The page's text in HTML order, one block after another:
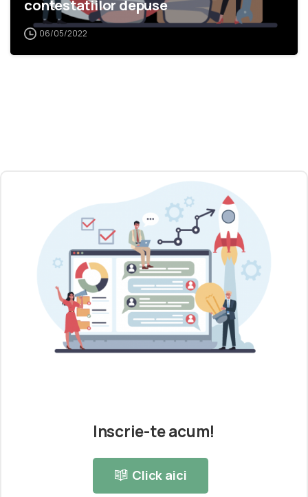
contestatiilor depuse
06/05/2022
Inscrie-te acum!
Click aici